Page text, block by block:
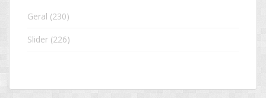
Geral (230)
Slider (226)